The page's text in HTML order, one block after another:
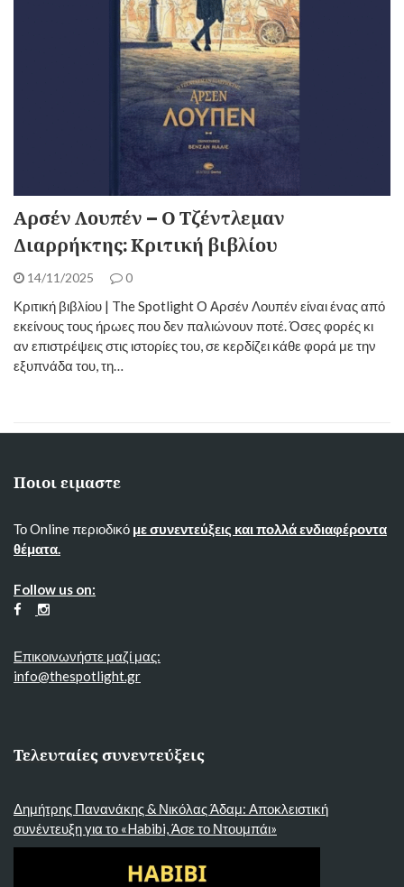
Αρσέν Λουπέν – Ο Τζέντλεμαν
Διαρρήκτης: Κριτική βιβλίου
14/11/2025 0
Κριτική βιβλίου | The Spotlight Ο Αρσέν Λουπέν είναι ένας από
εκείνους τους ήρωες που δεν παλιώνουν ποτέ. Όσες φορές κι
αν επιστρέψεις στις ιστορίες του, σε κερδίζει κάθε φορά με την
εξυπνάδα του, τη…
Ποιοι ειμαστε
Το Online περιοδικό με συνεντεύξεις και πολλά ενδιαφέροντα
θέματα.
Follow us on:
Επικοινωνήστε μαζί μας:
info@thespotlight.gr
Τελευταίες συνεντεύξεις
Δημήτρης Πανανάκης & Νικόλας Άδαμ: Αποκλειστική
συνέντευξη για το «Habibi, Άσε το Ντουμπάι»